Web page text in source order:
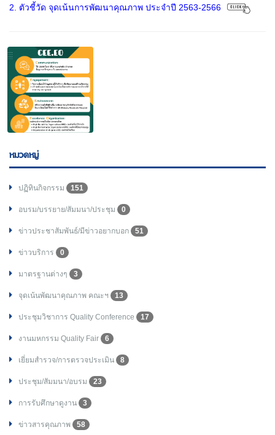
2. ตัวชี้วัด จุดเน้นการพัฒนาคุณภาพ ประจำปี 2563-2566
หมวดหมู่
ปฏิทินกิจกรรม 151
อบรม/บรรยาย/สัมมนา/ประชุม 0
ข่าวประชาสัมพันธ์/มีข่าวอยากบอก 51
ข่าวบริการ 0
มาตรฐานต่างๆ 3
จุดเน้นพัฒนาคุณภาพ คณะฯ 13
ประชุมวิชาการ Quality Conference 17
งานมหกรรม Quality Fair 6
เยี่ยมสำรวจ/การตรวจประเมิน 8
ประชุม/สัมมนา/อบรม 23
การรับศึกษาดูงาน 3
ข่าวสารคุณภาพ 58